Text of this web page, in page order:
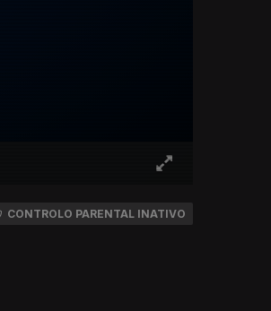
CONTROLO PARENTAL INATIVO